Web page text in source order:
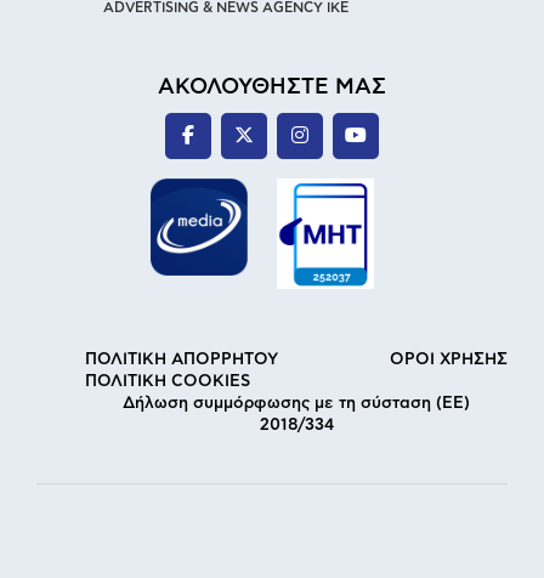
ADVERTISING & NEWS AGENCY IKE
ΑΚΟΛΟΥΘΗΣΤΕ ΜΑΣ
ΠΟΛΙΤΙΚΗ ΑΠΟΡΡΗΤΟΥ
ΟΡΟΙ ΧΡΗΣΗΣ
ΠΟΛΙΤΙΚΗ COOKIES
Δήλωση συμμόρφωσης με τη σύσταση (ΕΕ)
2018/334